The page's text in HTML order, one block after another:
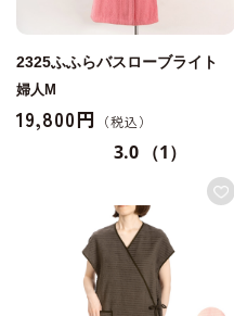
2325ふふらバスローブライト
婦人M
19,800円
3.0 （1）